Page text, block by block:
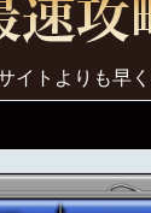
イトよりも早